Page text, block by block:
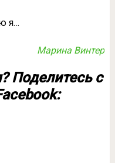
я…
Марина Винтер
Поделитесь с